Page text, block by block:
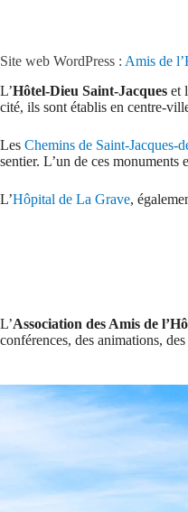
Site web WordPress : Amis de
L’Hôtel-Dieu Saint-Jacques et
cité, ils sont établis en centre-
Les Chemins de Saint-Jacques-
sentier. L’un de ces monuments
L’Hôpital de La Grave,
L’Association des Amis de
conférences, des animations,